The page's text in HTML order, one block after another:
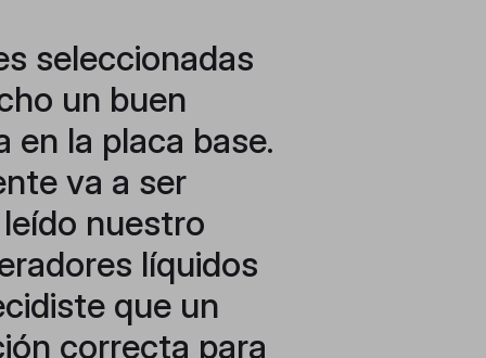
seleccionadas
un buen
en la placa base.
va a ser
nuestro
líquidos
que un
correcta para